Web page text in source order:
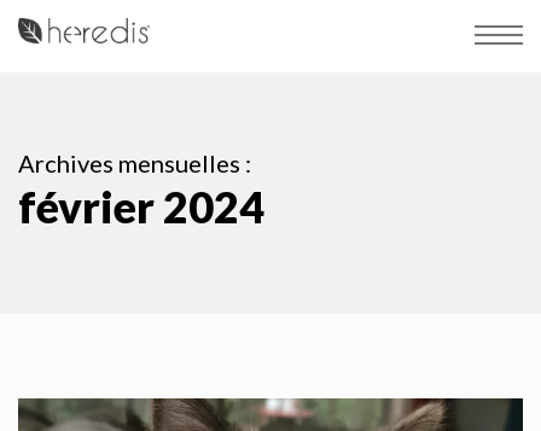
Archives mensuelles :
février 2024